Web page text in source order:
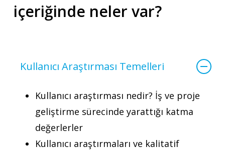
içeriğinde neler var?
Kullanıcı Araştırması Temelleri
Kullanıcı araştırması nedir? İş ve proje
geliştirme sürecinde yarattığı katma
değerlerler
Kullanıcı araştırmaları ve kalitatif